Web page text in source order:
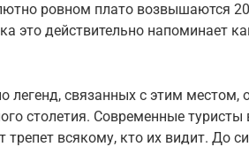
ровном плато возвышаются
это действительно напоминает
легенд, связанных с этим местом,
столетия. Современные туристы
всякому, кто их видит. До